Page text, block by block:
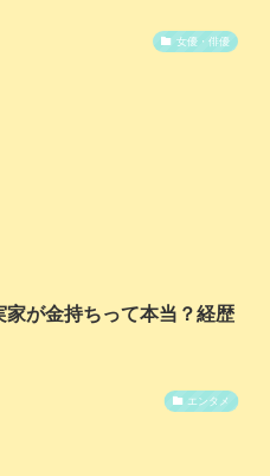
女優・俳優
が金持ちって本当？経歴
エンタメ